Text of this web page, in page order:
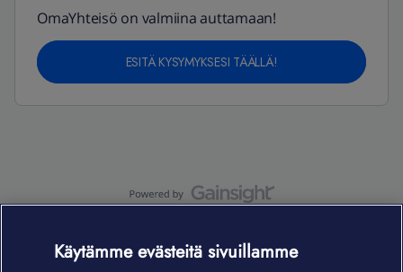
OmaYhteisö on valmiina auttamaan!
ESITÄ KYSYMYKSESI TÄÄLLÄ!
Käytämme evästeitä sivuillamme